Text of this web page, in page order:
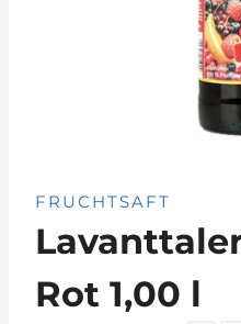
FRUCHTSAFT
Rot 1,00 l